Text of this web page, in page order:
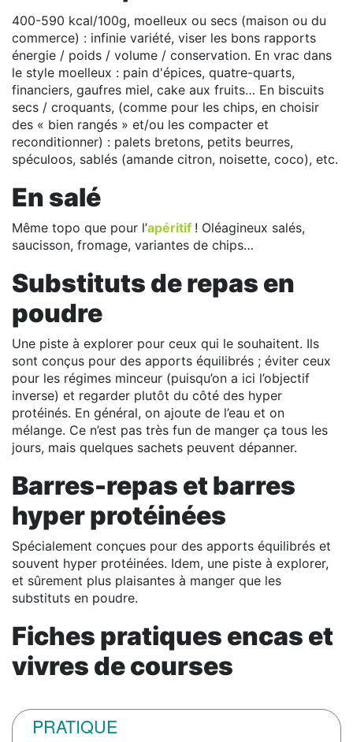
400-590 kcal/100g, moelleux ou secs (maison ou du
commerce) : infinie variété, viser les bons rapports
énergie / poids / volume / conservation. En vrac dans
le style moelleux : pain d'épices, quatre-quarts,
financiers, gaufres miel, cake aux fruits… En biscuits
secs / croquants, (comme pour les chips, en choisir
des « bien rangés » et/ou les compacter et
reconditionner) : palets bretons, petits beurres,
spéculoos, sablés (amande citron, noisette, coco), etc.
En salé
Même topo que pour l’apéritif ! Oléagineux salés,
saucisson, fromage, variantes de chips…
Substituts de repas en
poudre
Une piste à explorer pour ceux qui le souhaitent. Ils
sont conçus pour des apports équilibrés ; éviter ceux
pour les régimes minceur (puisqu’on a ici l’objectif
inverse) et regarder plutôt du côté des hyper
protéinés. En général, on ajoute de l’eau et on
mélange. Ce n’est pas très fun de manger ça tous les
jours, mais quelques sachets peuvent dépanner.
Barres-repas et barres
hyper protéinées
Spécialement conçues pour des apports équilibrés et
souvent hyper protéinées. Idem, une piste à explorer,
et sûrement plus plaisantes à manger que les
substituts en poudre.
Fiches pratiques encas et
vivres de courses
PRATIQUE